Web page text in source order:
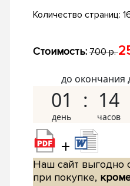
Количество страниц:
Стоимость: 700 р.
до окончания
01 14
+
Наш сайт выгодно
при покупке,